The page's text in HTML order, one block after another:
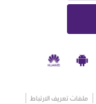
ملفات تعريف الارتباط